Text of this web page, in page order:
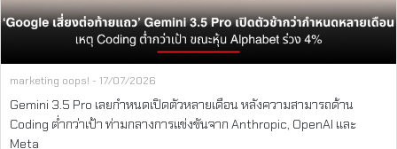
marketing oops! - 17/07/2026
Gemini 3.5 Pro เลยกำหนดเปิดตัวหลายเดือน หลังความสามารถด้าน
Coding ต่ำกว่าเป้า ท่ามกลางการแข่งขันจาก Anthropic, OpenAI และ
Meta